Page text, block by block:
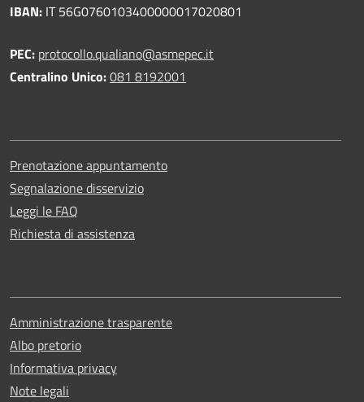
IBAN: IT 56G0760103400000017020801
PEC: protocollo.qualiano@asmepec.it
Centralino Unico:081 8192001
Prenotazione appuntamento
Segnalazione disservizio
Leggi le FAQ
Richiesta di assistenza
Amministrazione trasparente
Albo pretorio
Informativa privacy
Note legali